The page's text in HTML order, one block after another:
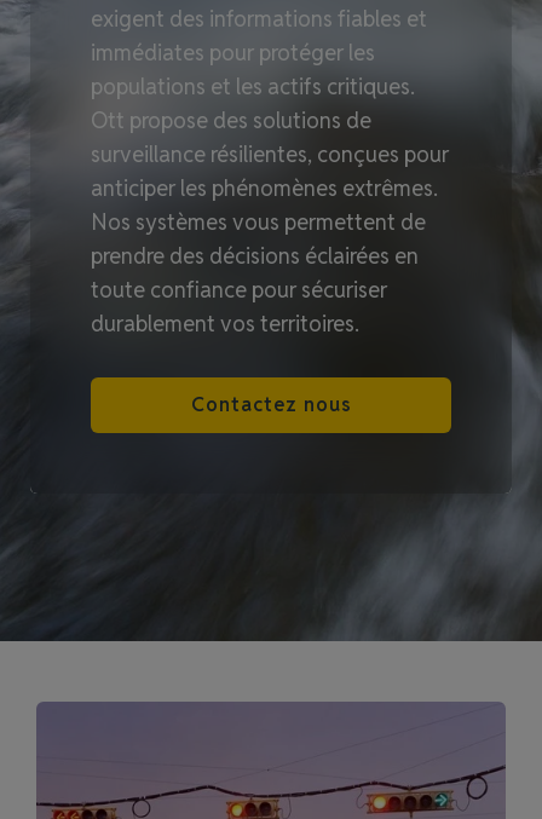
exigent des informations fiables et
immédiates pour protéger les
populations et les actifs critiques.
Ott propose des solutions de
surveillance résilientes, conçues pour
anticiper les phénomènes extrêmes.
Nos systèmes vous permettent de
prendre des décisions éclairées en
toute confiance pour sécuriser
durablement vos territoires.
Contactez nous